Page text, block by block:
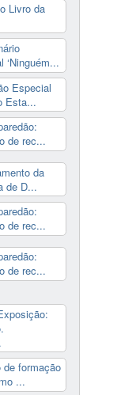
Livro da
‘Ninguém...
Especial
Esta...
de rec...
da
de D...
de rec...
de rec...
de formação
...